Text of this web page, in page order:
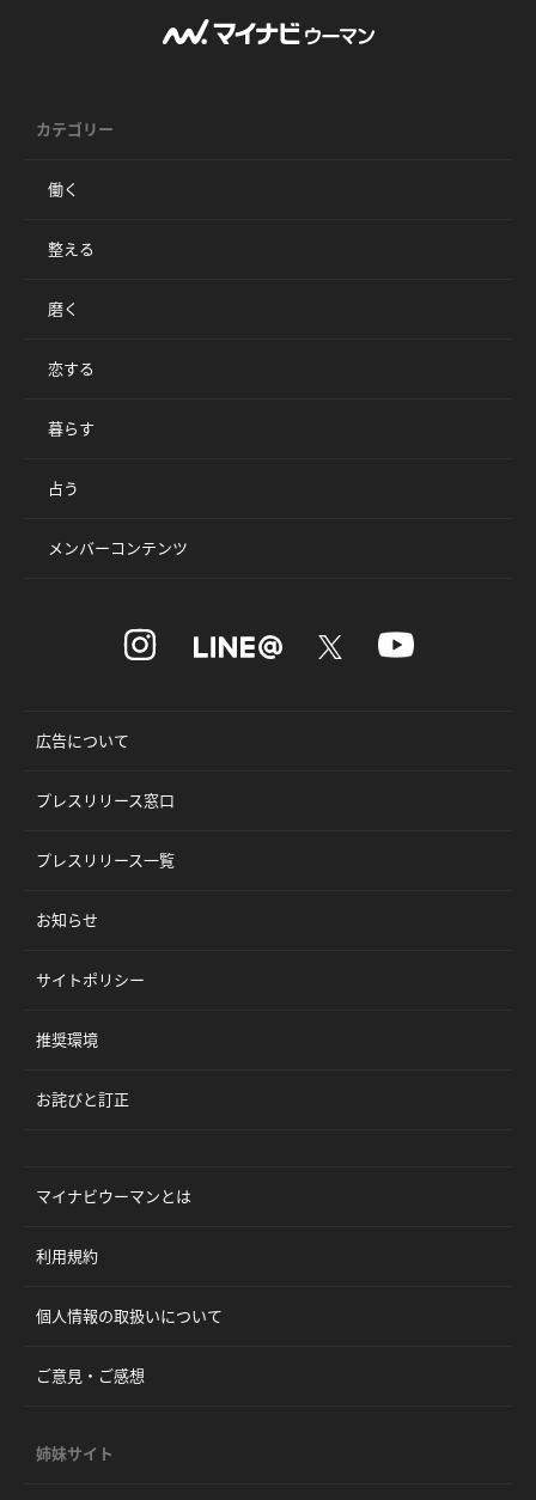
カテゴリー
働く
整える
磨く
恋する
暮らす
占う
メンバーコンテンツ
広告について
プレスリリース窓口
プレスリリース一覧
お知らせ
サイトポリシー
推奨環境
お詫びと訂正
マイナビウーマンとは
利用規約
個人情報の取扱いについて
ご意見・ご感想
姉妹サイト